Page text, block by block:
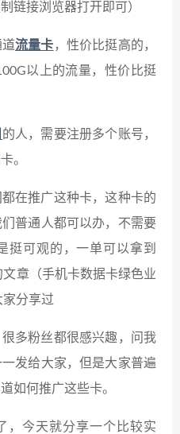
链接浏览器打开即可）
道流量卡 ，性价比挺高的，
以上的流量，性价比挺
的人，需要注册多个账号，
。
在推广这种卡，这种卡的
普通人都可以办，不需要
挺可观的，一单可以拿到
章（手机卡数据卡绿色业
分享过
多粉丝都很感兴趣，问我
发给大家，但是大家普遍
如何推广这些卡。
，今天就分享一个比较实